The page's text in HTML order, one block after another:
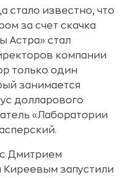
стало известно, что
за счет скачка
Астра» стал
компании
только один
занимается
долларового
«Лаборатории
Дмитрием
запустили